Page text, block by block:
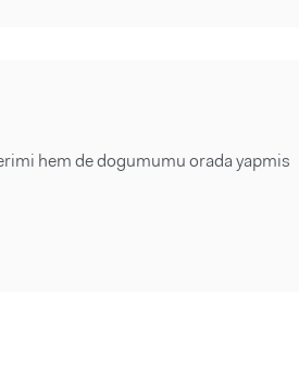
hem de dogumumu orada yapmis